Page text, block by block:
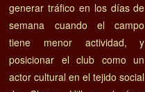
generar tráfico en los días de
semana cuando el campo
tiene menor actividad, y
posicionar el club como un
actor cultural en el tejido social